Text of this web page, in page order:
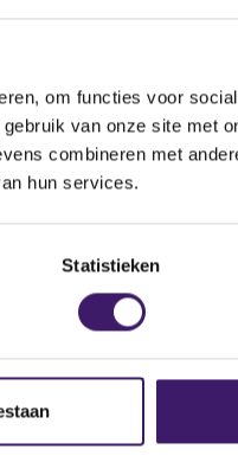
om functies voor
van onze site met
combineren met
hun services.
Statistieken
Potentieel